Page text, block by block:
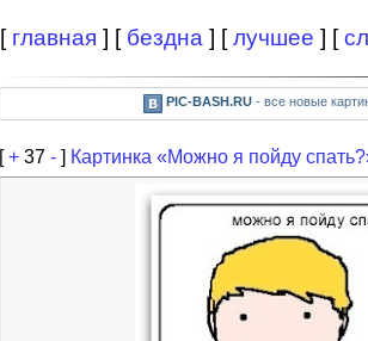
[ главная ] [ бездна ] [лучшее ] [
PIC-BASH.RU- все новые
[+ 37 - ] Картинка «Можно я пойду